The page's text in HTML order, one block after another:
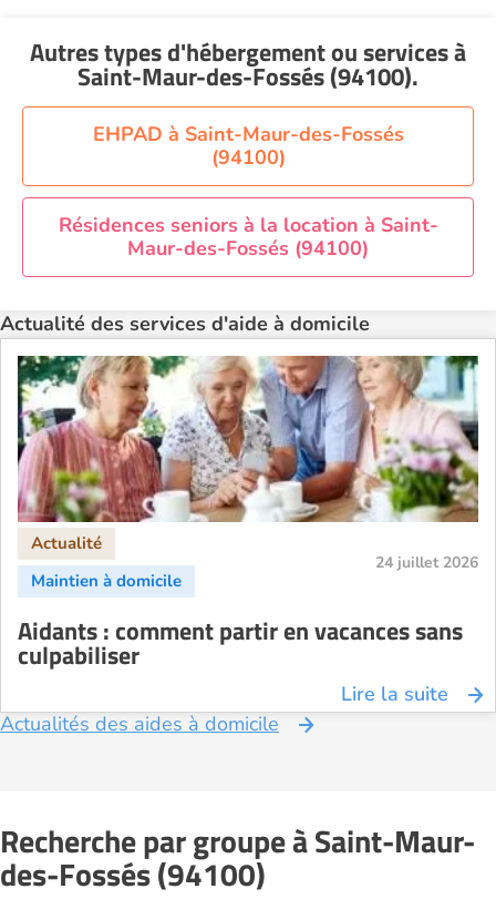
Voir toutes les aides à domicile à Saint-Maur-des-
Fossés (94100)
Aide à domicile Nice
Aide à domicile Orléans
Aide à domicile Paris
Aide à domicile Perpignan
Aide à domicile Rennes
Aide à domicile Saint-Etienne
Recherche par ville
Autres types d'hébergement ou servicesà
Saint-Maur-des-Fossés (94100).
EHPAD à Saint-Maur-des-Fossés
(94100)
Résidences seniors à la location à Saint-
Maur-des-Fossés (94100)
Actualité des services d'aide à domicile
24 juillet 2026
Aidants : comment partir en vacances sans
culpabiliser
Lire la suite
Actualités des aides à domicile
Recherche par groupe à Saint-Maur-
des-Fossés (94100)